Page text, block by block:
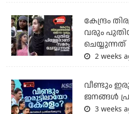
കേന്ദ്രം
വരും
ചെയ്യുന്നത്
2 weeks
വീണ്ടും
ജനങ്ങൾ
3 weeks